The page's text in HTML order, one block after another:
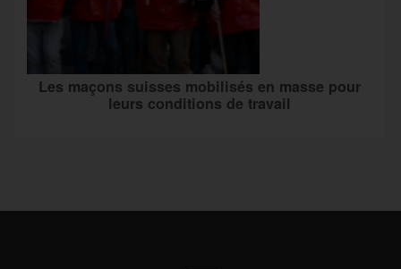
Les maçons suisses mobilisés en masse pour
leurs conditions de travail